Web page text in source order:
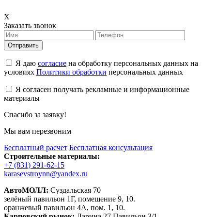
X
Заказать звонок
Отправить
Я даю согласие на обработку персональных данных на
условиях Политики обработки персональных данных
Я согласен получать рекламные и информационные
материалы
Спасибо за заявку!
Мы вам перезвоним
Бесплатный расчет Бесплатная консультация
Строительные материалы:
+7 (831) 291-62-15
karasevstroynn@yandex.ru
АвтоМОЛЛ: Суздальская 70
зелёный павильон 1Г, помещение 9, 10.
оранжевый павильон 4А, пом. 1, 10.